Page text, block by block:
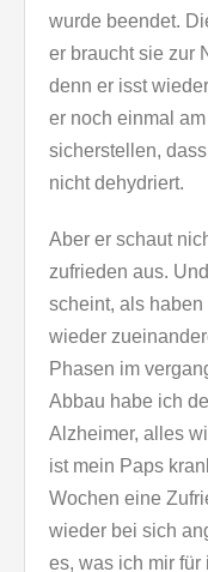
wurde beendet.
er braucht sie zur
denn er isst
er noch einmal
sicherstellen,
nicht dehydriert.
Aber er schaut
zufrieden aus.
scheint, als
wieder
Phasen im
Abbau habe ich
Alzheimer, alles
ist mein Paps
Wochen eine
wieder bei sich
es, was ich mir für